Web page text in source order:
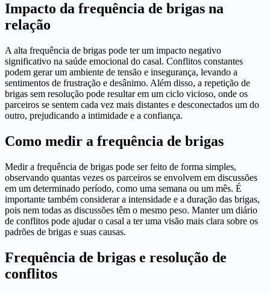
Impacto da frequência de brigas na
relação
A alta frequência de brigas pode ter um impacto negativo
significativo na saúde emocional do casal. Conflitos constantes
podem gerar um ambiente de tensão e insegurança, levando a
sentimentos de frustração e desânimo. Além disso, a repetição de
brigas sem resolução pode resultar em um ciclo vicioso, onde os
parceiros se sentem cada vez mais distantes e desconectados um do
outro, prejudicando a intimidade e a confiança.
Como medir a frequência de brigas
Medir a frequência de brigas pode ser feito de forma simples,
observando quantas vezes os parceiros se envolvem em discussões
em um determinado período, como uma semana ou um mês. É
importante também considerar a intensidade e a duração das brigas,
pois nem todas as discussões têm o mesmo peso. Manter um diário
de conflitos pode ajudar o casal a ter uma visão mais clara sobre os
padrões de brigas e suas causas.
Frequência de brigas e resolução de
conflitos